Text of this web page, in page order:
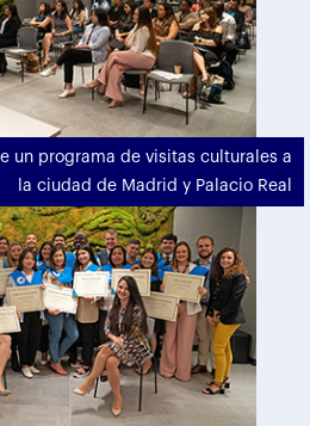
un programa de visitas culturales a
la ciudad de Madrid y Palacio Real